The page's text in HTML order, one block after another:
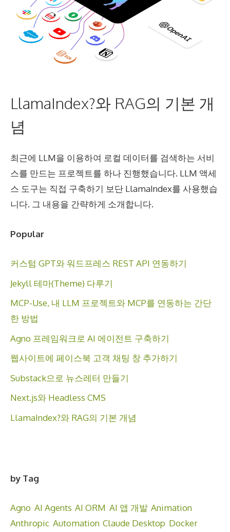
LlamaIndex?와 RAG의 기본 개
념
최근에 LLM을 이용하여 로컬 데이터를 검색하는 서비
스를 만드는 프로젝트를 하나 진행했습니다. LLM 액세
스 도구는 직접 구축하기 보단 LlamaIndex를 사용했습
니다. 그 내용을 간략하게 소개합니다.
Popular
커스텀 GPT와 워드프레스 REST API 연동하기
Jekyll 테마(Theme) 다루기
MCP-Use, 내 LLM 프로젝트와 MCP를 연동하는 간단
한 방법
Agno 프레임워크로 AI 에이전트 구축하기
웹사이트에 페이스북 고객 채팅 창 추가하기
Substack으로 뉴스레터 만들기
Next.js와 Headless CMS
LlamaIndex?와 RAG의 기본 개념
by Tag
Agno AI Agents AI ORM AI 앱 개발 Animation
Anthropic Automation Claude Desktop Docker